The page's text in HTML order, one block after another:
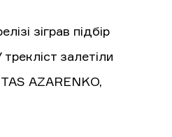
зіграв підбір
залетіли
AZARENKO,